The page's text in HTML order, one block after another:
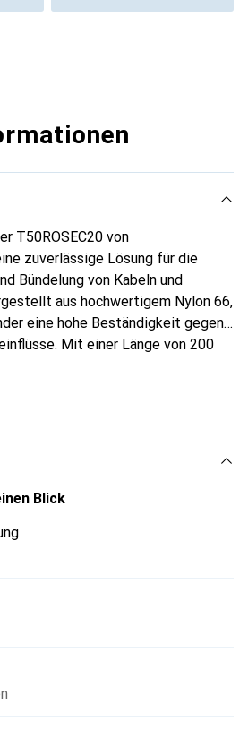
T50ROSEC20 von
zuverlässige Lösung für die
Bündelung von Kabeln und
aus hochwertigem Nylon 66,
eine hohe Beständigkeit gegen
Mit einer Länge von 200
sowohl im industriellen als
-40 °C bis +105 °C ausgelegt,
Wahl für unterschiedliche
Die Innenverzahnung sorgt für
die hohe Haltekraft von 225
von bis zu 45 mm ist dieser
praktisch für die Organisation von
Blick